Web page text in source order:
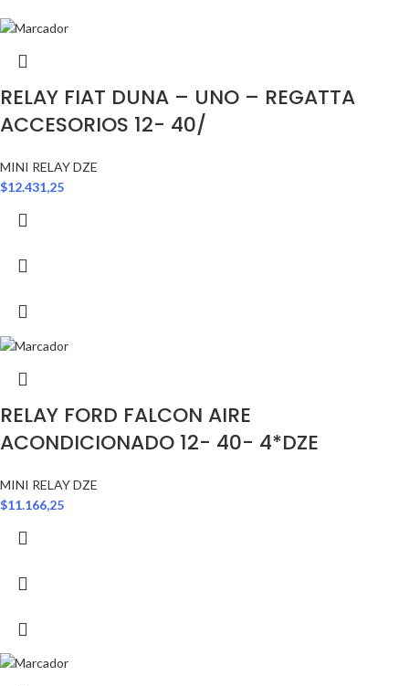
RELAY FIAT DUNA – UNO – REGATTA
ACCESORIOS 12- 40/
MINI RELAY DZE
$12.431,25
RELAY FORD FALCON AIRE
ACONDICIONADO 12- 40- 4*DZE
MINI RELAY DZE
$11.166,25